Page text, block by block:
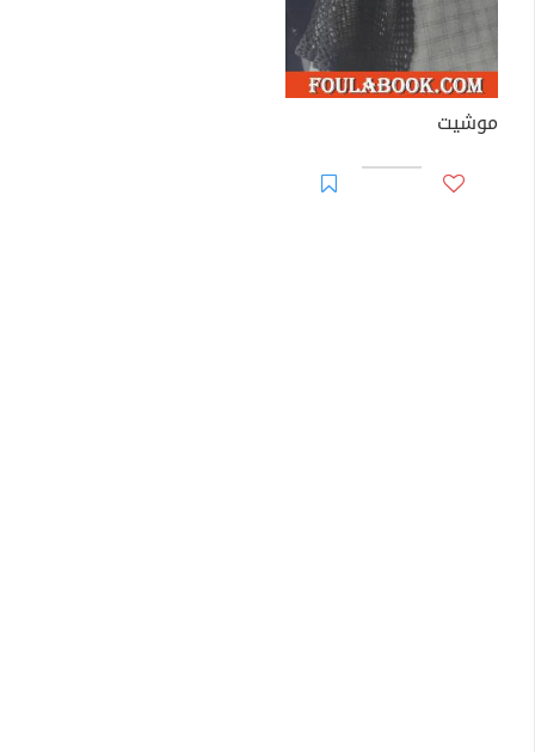
موشيت